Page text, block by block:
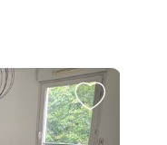
l'année
Card - Reason